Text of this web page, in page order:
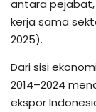
antara pejabat,
kerja sama
2025).
Dari sisi
2014–2024
ekspor